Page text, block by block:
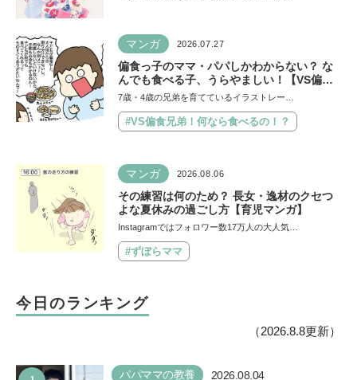
マンガ 2026.07.27
偏食っ子のママ・パパしかわからない？ な
んでも食べる子、うらやましい！【VS偏食
兄弟！ 何なら食べるの！？】vol.54
7歳・4歳の兄弟を育てているイラストレー…
#VS偏食兄弟！何なら食べるの！？
マンガ 2026.08.06
その練習は何のため？ 長女・逸材のクセつ
よな夏休みの過ごし方【育児マンガ】
Instagramではフォロワー数17万人の大人気…
#ずぼらママ
今日のランキング
（2026.8.8更新）
パパママの教養 2026.08.04